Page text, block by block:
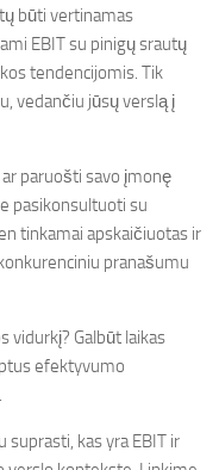
būti vertinamas
EBIT su pinigų srautų
tendencijomis. Tik
vedančiu jūsų verslą į
paruošti savo įmonę
pasikonsultuoti su
tinkamai apskaičiuotas ir
pranašumu
vidurkį? Galbūt laikas
efektyvumo
suprasti, kas yra EBIT ir